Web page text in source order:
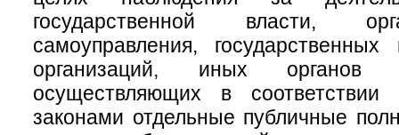
государственной власти,
самоуправления,
организаций, иных органов
осуществляющих в
законами отдельные публичные